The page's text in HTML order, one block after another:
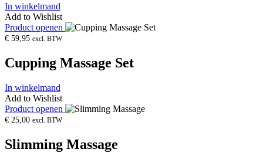
In winkelmand
Add to Wishlist
Product openen
€ 59,95 excl. BTW
Cupping Massage Set
In winkelmand
Add to Wishlist
Product openen
€ 25,00 excl. BTW
Slimming Massage